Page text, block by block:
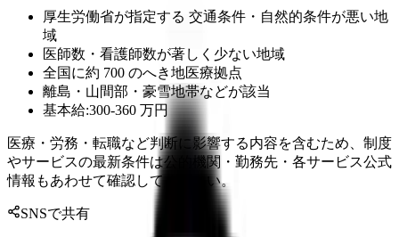
厚生労働省が指定する 交通条件・自然的条件が悪い地
域
医師数・看護師数が著しく少ない地域
全国に約 700 のへき地医療拠点
離島・山間部・豪雪地帯などが該当
基本給:300-360 万円
医療・労務・転職など判断に影響する内容を含むため、制度
やサービスの最新条件は公的機関・勤務先・各サービス公式
情報もあわせて確認してください。
SNSで共有